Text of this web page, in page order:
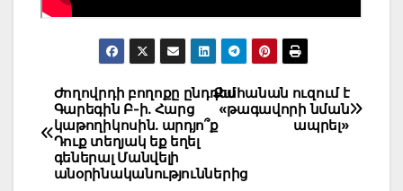
Post
navigation
Քահանան ուզում է
«թագավորի նման
ապրել»
Ժողովրդի բողոքը ընդդեմ
Գարեգին Բ-ի. Հարց
կաթողիկոսին. արդյո՞ք
Դուք տեղյակ եք եղել
գեներալ Մանվելի
անօրինականություններից